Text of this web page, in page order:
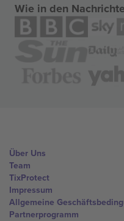
Wie in den
Über Uns
Team
TixProtect
Impressum
Allgemeine
Partnerprogramm